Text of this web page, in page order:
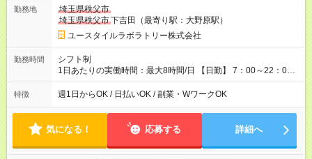
1,600円 【試用期間】試用期間あり 試用期間の長さ：2ヶ月
※ 雇用形態と給与に、本採用時と異なる部分があります。 雇用
形態：本採用時と同じです。 給与：時給 1,150円以上
勤務地
埼玉県秩父市
埼玉県秩父市下吉田（最寄り駅：大野原駅）
ユースタイルラボラトリー株式会社
勤務時間
シフト制
1日あたりの実働時間：最大8時間/日 【日勤】 7：00～22：00
の間で8時間勤務（休憩時間は法定通り） ※週1日～OK ／ 夜勤
なし ＊＊ 勤務時間例 ＊＊ ■8時から17時 ■9時から18時 ■10
定（毎週同じ曜日勤務）
特徴 週1日からOK / 日払いOK / 副業・WワークOK
気になる！ 応募する 詳細へ